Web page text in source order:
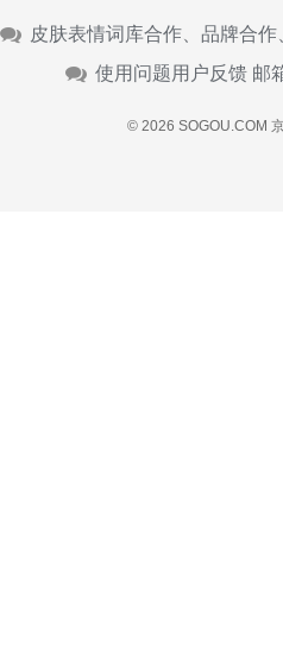
皮肤表情词库合作、品牌合
使用问题用户反馈 邮
© 2026 SOGOU.COM